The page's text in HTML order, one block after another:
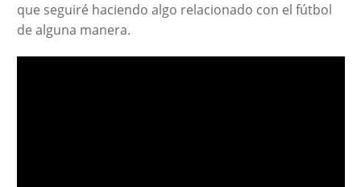
que seguiré haciendo algo relacionado con el fútbol
de alguna manera.